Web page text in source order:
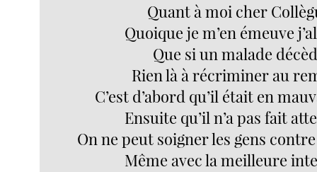
Quant à moi cher
Quoique je m’en émeuve
Que si un malade
Rien là à récriminer au
C’est d’abord qu’il était en
Ensuite qu’il n’a pas fait
On ne peut soigner les gens
Même avec la meilleure